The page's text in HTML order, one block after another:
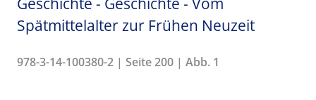
Spätmittelalter zur Frühen Neuzeit
978-3-14-100380-2 | Seite 200 | Abb. 1